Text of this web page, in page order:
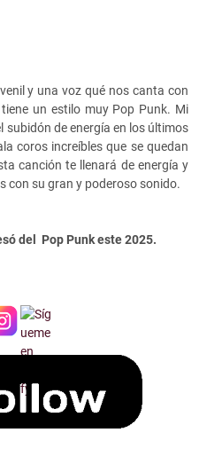
y una voz qué nos canta con
un estilo muy Pop Punk. Mi
subidón de energía en los últimos
coros increíbles que se quedan
canción te llenará de energía y
con su gran y poderoso sonido.
del Pop Punk este 2025.